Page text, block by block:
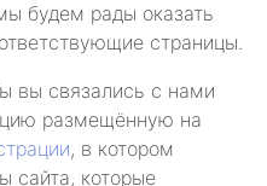
будем рады оказать
страницы.
вы связались с нами
размещённую на
, в котором
сайта, которые